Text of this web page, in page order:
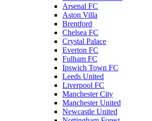
Arsenal FC
Aston Villa
Brentford
Chelsea FC
Crystal Palace
Everton FC
Fulham FC
Ipswich Town FC
Leeds United
Liverpool FC
Manchester City
Manchester United
Newcastle United